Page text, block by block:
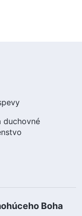
duchovné
Boha